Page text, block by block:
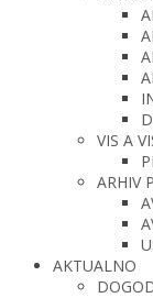
VIS A
ARHIV
AKTUALNO